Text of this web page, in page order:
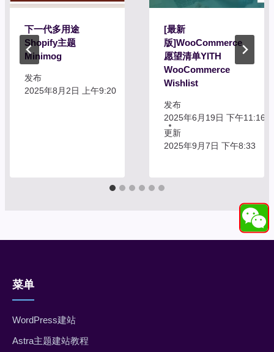
下一代多用途
Shopify主题
Minimog
发布
2025年8月2日 上午9:20
[最新
版]WooCommerce
愿望清单YITH
WooCommerce
Wishlist
发布
2025年6月19日 下午11:16
更新
2025年9月7日 下午8:33
菜单
WordPress建站
Astra主题建站教程